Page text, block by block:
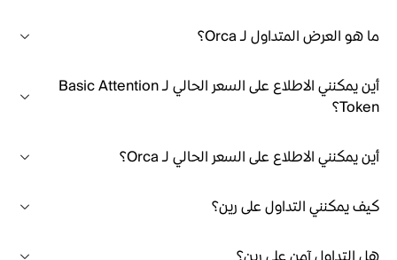
ما هو العرض المتداول لـ Orca؟
أين يمكنني الاطلاع على السعر الحالي لـ Basic Attention
Token؟
أين يمكنني الاطلاع على السعر الحالي لـ Orca؟
كيف يمكنني التداول على رين؟